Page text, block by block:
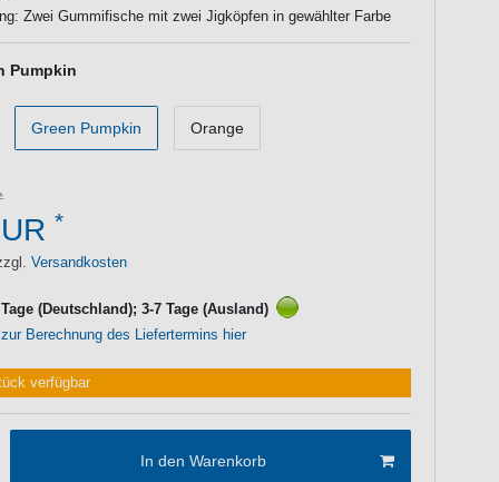
Zwei Gummifische mit zwei Jigköpfen in gewählter Farbe
Pumpkin
Green Pumpkin Orange
*
Versandkosten
(Deutschland); 3-7 Tage (Ausland)
Berechnung des Liefertermins hier
verfügbar
In den Warenkorb